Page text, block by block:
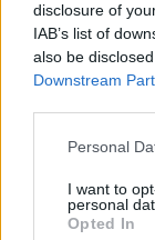
disclosure of
IAB’s list of
also be
Downstream
Personal
I want to
personal
Opted In